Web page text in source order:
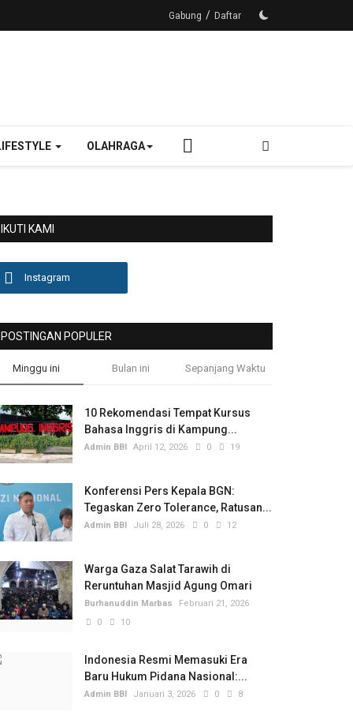
Gabung / Daftar
OLAHRAGA
IKUTI KAMI
Instagram
POSTINGAN POPULER
Minggu ini Bulan ini Sepanjang Waktu
10 Rekomendasi Tempat Kursus
Bahasa Inggris di Kampung...
Admin BBI April 12, 2026 0 19
Konferensi Pers Kepala BGN:
Tegaskan Zero Tolerance, Ratusan...
Admin BBI Juli 28, 2026 0 12
Warga Gaza Salat Tarawih di
Reruntuhan Masjid Agung Omari
Burhanuddin Marbas
Februari 21, 2026
0
10
Indonesia Resmi Memasuki Era
Baru Hukum Pidana Nasional:...
Admin BBI Januari 3, 2026 0 8